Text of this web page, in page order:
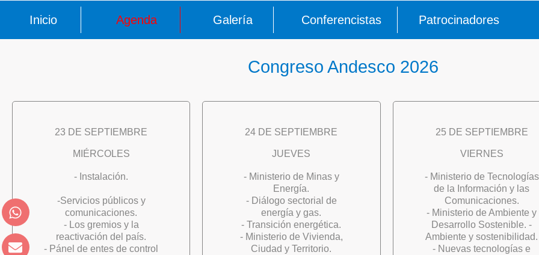
Inicio Agenda Galería Conferencistas Patrocinadores
Congreso Andesco 2026
23 DE SEPTIEMBRE
MIÉRCOLES
- Instalación.
-Servicios públicos y
comunicaciones.
- Los gremios y la
reactivación del país.
- Pánel de entes de control
24 DE SEPTIEMBRE
JUEVES
- Ministerio de Minas y
Energía.
- Diálogo sectorial de
energía y gas.
- Transición energética.
- Ministerio de Vivienda,
Ciudad y Territorio.
25 DE SEPTIEMBRE
VIERNES
- Ministerio de Tecnologías
de la Información y las
Comunicaciones.
- Ministerio de Ambiente y
Desarrollo Sostenible. -
Ambiente y sostenibilidad.
- Nuevas tecnologías e